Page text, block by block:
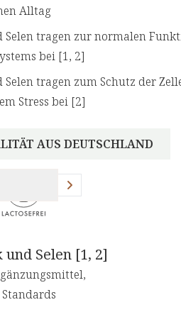
Alltag
Selen tragen zur normalen
bei [1, 2]
Selen tragen zum Schutz der
Stress bei [2]
AUS DEUTSCHLAND
Selen [1, 2]